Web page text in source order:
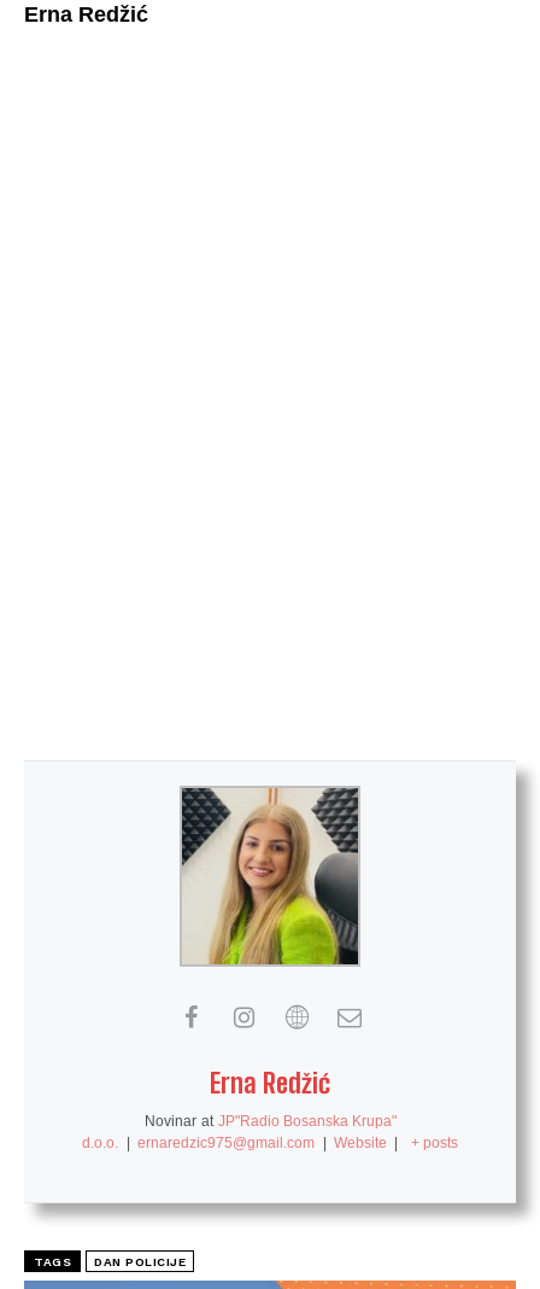
Erna Redžić
Erna Redžić
Novinar at JP"Radio Bosanska Krupa"
d.o.o.
ernaredzic975@gmail.com Website + posts
TAGS DAN POLICIJE